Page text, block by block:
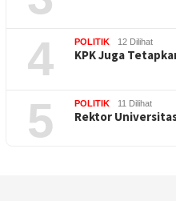
4 POLITIK 12 Dilihat
KPK Juga
5 POLITIK 11 Dilihat
Rektor